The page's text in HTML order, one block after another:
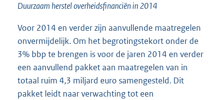
Duurzaam herstel overheidsfinanciën in 2014
Voor 2014 en verder zijn aanvullende maatregelen
onvermijdelijk. Om het begrotingstekort onder de
3% bbp te brengen is voor de jaren 2014 en verder
een aanvullend pakket aan maatregelen van in
totaal ruim 4,3 miljard euro samengesteld. Dit
pakket leidt naar verwachting tot een